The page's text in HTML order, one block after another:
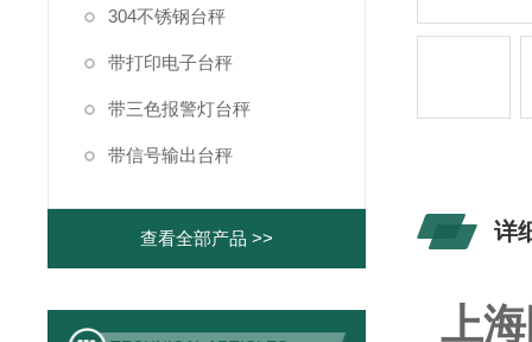
304不锈钢台秤
带打印电子台秤
带三色报警灯台秤
带信号输出台秤
查看全部产品 >> 详
上